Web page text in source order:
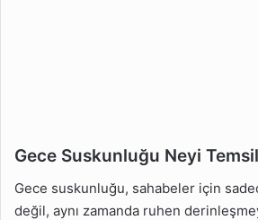
Gece Suskunluğu Neyi
Gece suskunluğu, sahabeler için
değil, aynı zamanda ruhen